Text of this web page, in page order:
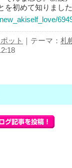
を初めて知りまし
ット ｜テーマ： 札